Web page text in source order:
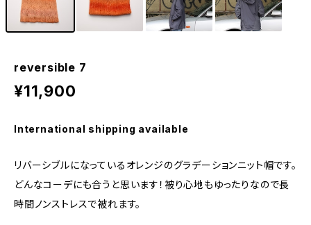
reversible 7
¥11,900
International shipping available
リバーシブルになっているオレンジのグラデーションニット帽です。
どんなコーデにも合うと思います！被り心地もゆったりなので長
時間ノンストレスで被れます。